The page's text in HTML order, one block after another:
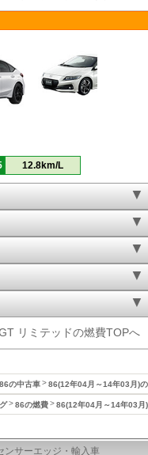
12.8km/L
リミテッドの燃費TOPへ
86の中古車 86(12年04月～14年03月)
86の燃費 86(12年04月～14年03月
ンサーエッジ・輸入車